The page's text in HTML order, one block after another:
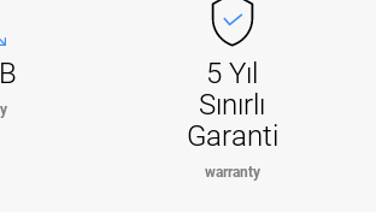
5 Yıl
Sınırlı
Garanti
warranty